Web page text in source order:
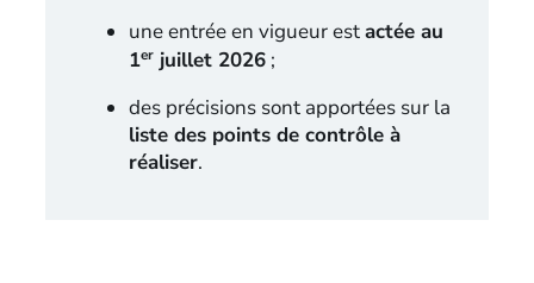
une entrée en vigueur estactée au
1erjuillet 2026;
des précisions sont apportées sur la
liste des points de contrôle à
réaliser.